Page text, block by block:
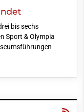
bis sechs
Sport & Olympia